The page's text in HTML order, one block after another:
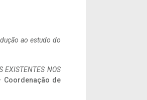
ao estudo do
EXISTENTES NOS
Coordenação de